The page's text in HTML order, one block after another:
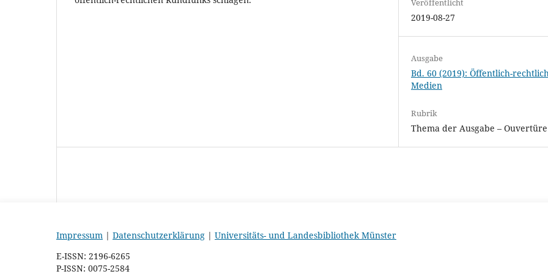
Veröffentlicht
2019-08-27
Ausgabe
Bd. 60 (2019): Öffentlich-
Medien
Rubrik
Thema der Ausgabe – Ouvertüre
Impressum | Datenschutzerklärung | Universitäts- und Landesbibliothek Münster
E-ISSN: 2196-6265
P-ISSN: 0075-2584